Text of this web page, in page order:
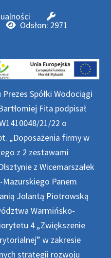
Odsłon: 2971
Spółki Wodociągi
Fita podpisał
21/22 o
„Doposażenia firmy w
z 2 zestawami
z Wicemarszałek
Panem
Jolantą Piotrowską
Warmińsko-
4 „Zwiększenie
w zakresie
strategii rozwoju